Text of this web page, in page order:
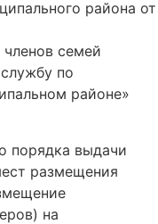
района от
семей
по
районе»
порядка выдачи
размещения
на